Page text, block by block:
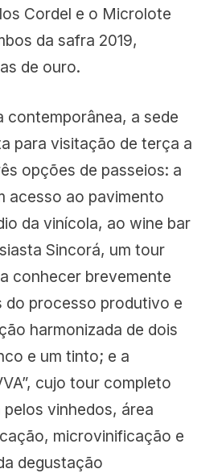
Cordel e o Microlote
da safra 2019,
de ouro.
contemporânea, a sede
para visitação de terça a
opções de passeios: a
acesso ao pavimento
da vinícola, ao wine bar
Sincorá, um tour
conhecer brevemente
do processo produtivo e
harmonizada de dois
e um tinto; e a
cujo tour completo
pelos vinhedos, área
microvinificação e
degustação